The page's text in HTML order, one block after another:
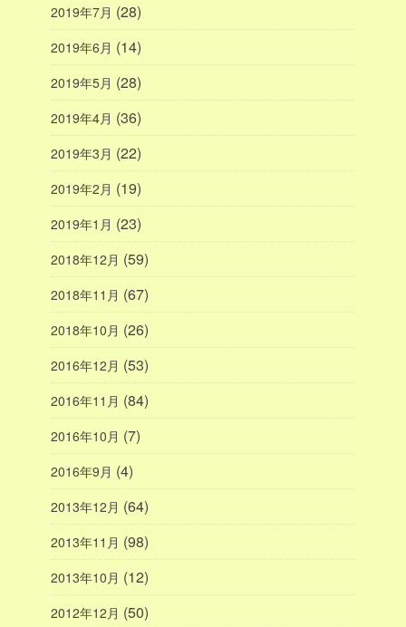
2019年7月 (28)
2019年6月 (14)
2019年5月 (28)
2019年4月 (36)
2019年3月 (22)
2019年2月 (19)
2019年1月 (23)
2018年12月 (59)
2018年11月 (67)
2018年10月 (26)
2016年12月 (53)
2016年11月 (84)
2016年10月 (7)
2016年9月 (4)
2013年12月 (64)
2013年11月 (98)
2013年10月 (12)
2012年12月 (50)